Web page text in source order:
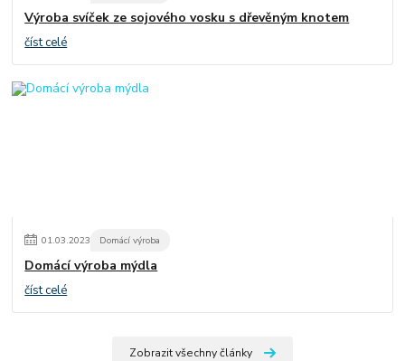
Výroba svíček ze sojového vosku s dřevěným knotem
číst celé
01.03.2023 Domácí výroba
Domácí výroba mýdla
číst celé
Zobrazit všechny články